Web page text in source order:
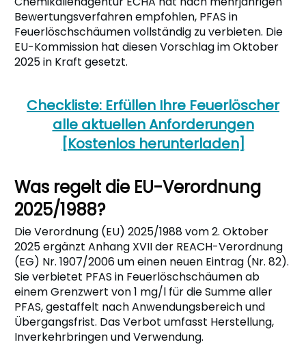
Bewertungsverfahren empfohlen, PFAS in
Feuerlöschschäumen vollständig zu verbieten. Die
EU-Kommission hat diesen Vorschlag im Oktober
2025 in Kraft gesetzt.
Checkliste: Erfüllen Ihre Feuerlöscher
alle aktuellen Anforderungen
[Kostenlos herunterladen]
Was regelt die EU-Verordnung
2025/1988?
Die Verordnung (EU) 2025/1988 vom 2. Oktober
2025 ergänzt Anhang XVII der REACH-Verordnung
(EG) Nr. 1907/2006 um einen neuen Eintrag (Nr. 82).
Sie verbietet PFAS in Feuerlöschschäumen ab
einem Grenzwert von 1 mg/l für die Summe aller
PFAS, gestaffelt nach Anwendungsbereich und
Übergangsfrist. Das Verbot umfasst Herstellung,
Inverkehrbringen und Verwendung.